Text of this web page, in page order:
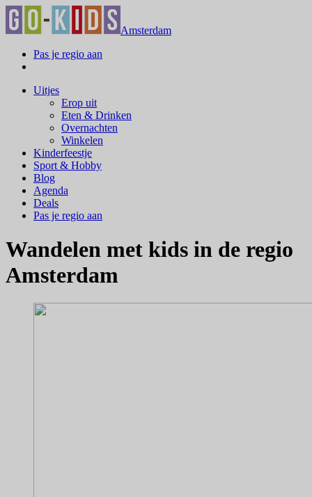
Amsterdam
Pas je regio aan
Uitjes
Erop uit
Eten & Drinken
Overnachten
Winkelen
Kinderfeestje
Sport & Hobby
Blog
Agenda
Deals
Pas je regio aan
Wandelen met kids in de regio
Amsterdam